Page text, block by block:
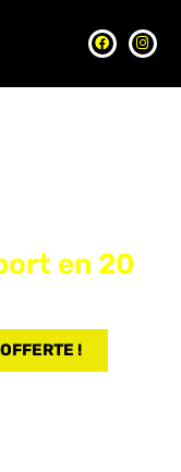
en 20
!